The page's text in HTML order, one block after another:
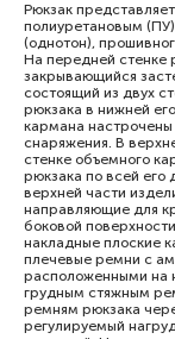
Рюкзак
полиуретановым
(однотон),
На передней стенке
закрывающийся
состоящий из двух
рюкзака в нижней
кармана
снаряжения. В
стенке объемного
рюкзака по всей его
верхней части
направляющие для
боковой
накладные плоские
плечевые ремни с
расположенными на
грудным стяжным
ремням рюкзака
регулируемый